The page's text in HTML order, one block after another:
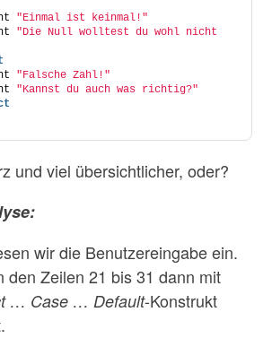
"Einmal ist keinmal!"
"Die Null wolltest du wohl nicht
"Falsche Zahl!"
"Kannst du auch was richtig?"
und viel übersichtlicher, oder?
wir die Benutzereingabe ein.
den Zeilen 21 bis 31 dann mit
… Case … Default-Konstrukt